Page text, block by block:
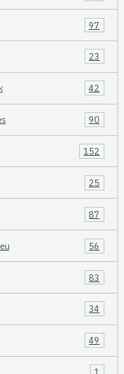
97
23
42
90
152
25
87
56
83
34
49